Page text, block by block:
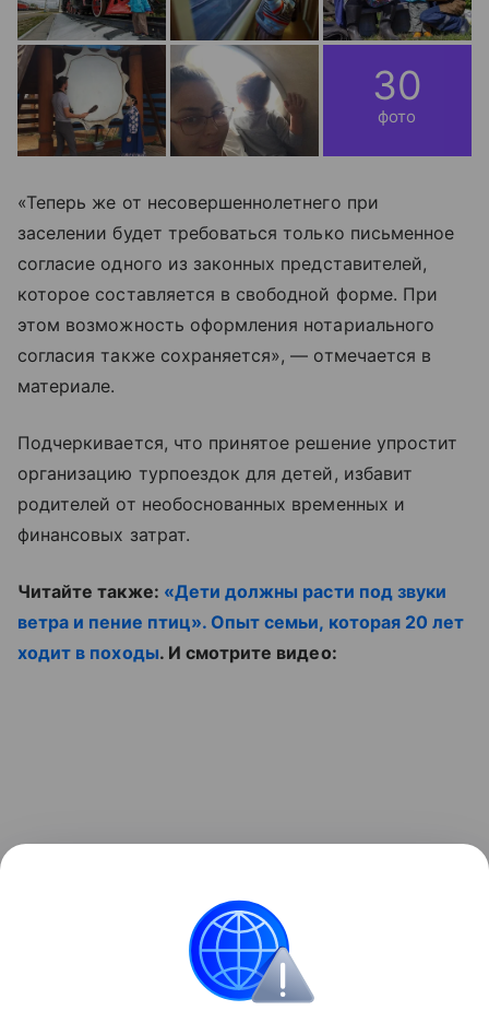
30
фото
«Теперь же от несовершеннолетнего при
заселении будет требоваться только письменное
согласие одного из законных представителей,
которое составляется в свободной форме. При
этом возможность оформления нотариального
согласия также сохраняется», — отмечается в
материале.
Подчеркивается, что принятое решение упростит
организацию турпоездок для детей, избавит
родителей от необоснованных временных и
финансовых затрат.
Читайте также: «Дети должны расти под звуки
ветра и пение птиц». Опыт семьи, которая 20 лет
ходит в походы. И смотрите видео:
Путешествия с детьми